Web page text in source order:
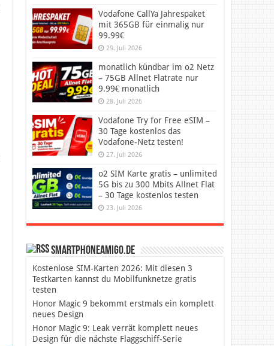
Vodafone CallYa Jahrespaket
mit 365GB für einmalig nur
99.99€
29. Juli 2026
monatlich kündbar im o2 Netz
– 75GB Allnet Flatrate nur
9.99€ monatlich
28. Juli 2026
Vodafone Try for Free eSIM –
30 Tage kostenlos das
Vodafone-Netz testen!
27. Juli 2026
o2 SIM Karte gratis – unlimited
5G bis zu 300 Mbits Allnet Flat
– 30 Tage kostenlos testen
23. Juli 2026
SmartphoneAmigo.de
Kostenlose SIM-Karten 2026: Mit diesen 3
Testkarten kannst du Mobilfunknetze gratis
testen
Honor Magic 9 bekommt erstmals ein komplett
neues Design
Honor Magic 9: Leak verrät komplett neues
Design für die nächste Flaggschiff-Serie